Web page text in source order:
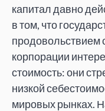
капитал давно
в том, что
продовольствием
корпорации
стоимость: они
низкой
мировых рынках.